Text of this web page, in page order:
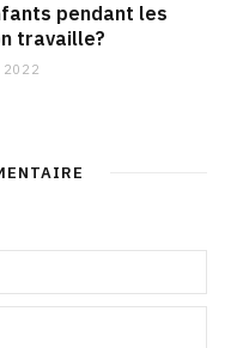
pendant les
travaille?
2022